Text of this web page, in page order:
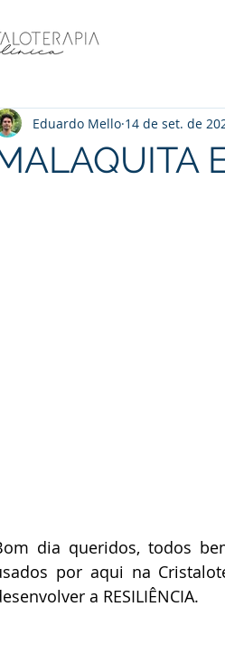
Eduardo Mello 14 de set. de
dia queridos, todos
por aqui na
a RESILIÊNCIA.